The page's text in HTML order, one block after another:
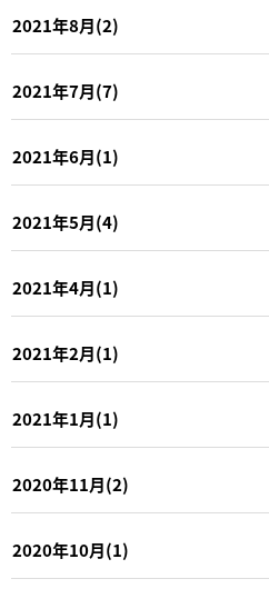
2021年8月(2)
2021年7月(7)
2021年6月(1)
2021年5月(4)
2021年4月(1)
2021年2月(1)
2021年1月(1)
2020年11月(2)
2020年10月(1)